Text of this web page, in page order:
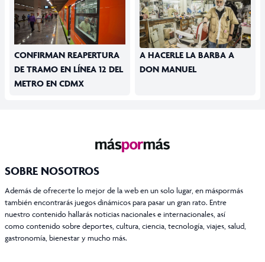
CONFIRMAN REAPERTURA
DE TRAMO EN LÍNEA 12 DEL
METRO EN CDMX
A HACERLE LA BARBA A
DON MANUEL
SOBRE NOSOTROS
Además de ofrecerte lo mejor de la web en un solo lugar, en máspormás
también encontrarás juegos dinámicos para pasar un gran rato. Entre
nuestro contenido hallarás noticias nacionales e internacionales, así
como contenido sobre deportes, cultura, ciencia, tecnología, viajes, salud,
gastronomía, bienestar y mucho más.